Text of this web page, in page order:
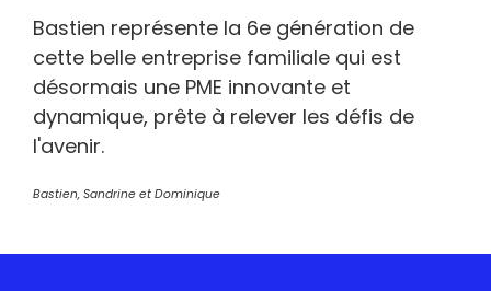
Bastien représente la 6e génération de
cette belle entreprise familiale qui est
désormais une PME innovante et
dynamique, prête à relever les défis de
l'avenir.
Bastien, Sandrine et Dominique